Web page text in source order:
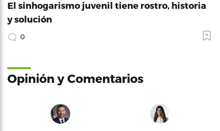
El sinhogarismo juvenil tiene rostro, historia
y solución
0
Opinión y Comentarios